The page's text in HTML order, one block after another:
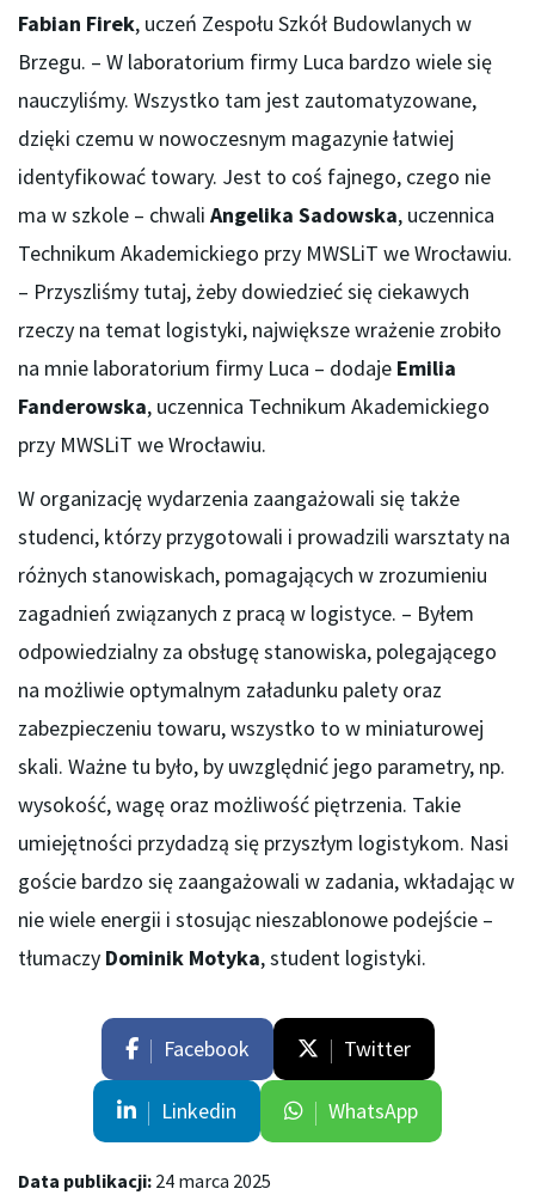
Fabian Firek, uczeń Zespołu Szkół Budowlanych w
Brzegu. – W laboratorium firmy Luca bardzo wiele się
nauczyliśmy. Wszystko tam jest zautomatyzowane,
dzięki czemu w nowoczesnym magazynie łatwiej
identyfikować towary. Jest to coś fajnego, czego nie
ma w szkole – chwali Angelika Sadowska, uczennica
Technikum Akademickiego przy MWSLiT we Wrocławiu.
– Przyszliśmy tutaj, żeby dowiedzieć się ciekawych
rzeczy na temat logistyki, największe wrażenie zrobiło
na mnie laboratorium firmy Luca – dodaje Emilia
Fanderowska, uczennica Technikum Akademickiego
przy MWSLiT we Wrocławiu.
W organizację wydarzenia zaangażowali się także
studenci, którzy przygotowali i prowadzili warsztaty na
różnych stanowiskach, pomagających w zrozumieniu
zagadnień związanych z pracą w logistyce. – Byłem
odpowiedzialny za obsługę stanowiska, polegającego
na możliwie optymalnym załadunku palety oraz
zabezpieczeniu towaru, wszystko to w miniaturowej
skali. Ważne tu było, by uwzględnić jego parametry, np.
wysokość, wagę oraz możliwość piętrzenia. Takie
umiejętności przydadzą się przyszłym logistykom. Nasi
goście bardzo się zaangażowali w zadania, wkładając w
nie wiele energii i stosując nieszablonowe podejście –
tłumaczy Dominik Motyka, student logistyki.
Facebook Twitter
Linkedin WhatsApp
Data publikacji: 24 marca 2025